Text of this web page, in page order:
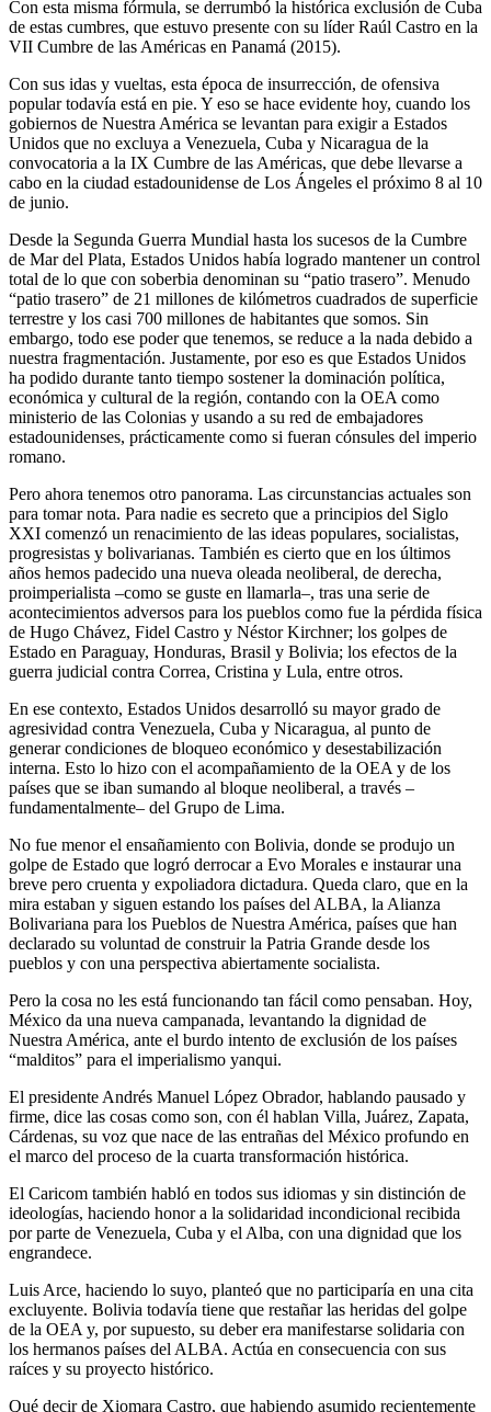
Con esta misma fórmula, se derrumbó la histórica exclusión de Cuba
de estas cumbres, que estuvo presente con su líder Raúl Castro en la
VII Cumbre de las Américas en Panamá (2015).
Con sus idas y vueltas, esta época de insurrección, de ofensiva
popular todavía está en pie. Y eso se hace evidente hoy, cuando los
gobiernos de Nuestra América se levantan para exigir a Estados
Unidos que no excluya a Venezuela, Cuba y Nicaragua de la
convocatoria a la IX Cumbre de las Américas, que debe llevarse a
cabo en la ciudad estadounidense de Los Ángeles el próximo 8 al 10
de junio.
Desde la Segunda Guerra Mundial hasta los sucesos de la Cumbre
de Mar del Plata, Estados Unidos había logrado mantener un control
total de lo que con soberbia denominan su “patio trasero”. Menudo
“patio trasero” de 21 millones de kilómetros cuadrados de superficie
terrestre y los casi 700 millones de habitantes que somos. Sin
embargo, todo ese poder que tenemos, se reduce a la nada debido a
nuestra fragmentación. Justamente, por eso es que Estados Unidos
ha podido durante tanto tiempo sostener la dominación política,
económica y cultural de la región, contando con la OEA como
ministerio de las Colonias y usando a su red de embajadores
estadounidenses, prácticamente como si fueran cónsules del imperio
romano.
Pero ahora tenemos otro panorama. Las circunstancias actuales son
para tomar nota. Para nadie es secreto que a principios del Siglo
XXI comenzó un renacimiento de las ideas populares, socialistas,
progresistas y bolivarianas. También es cierto que en los últimos
años hemos padecido una nueva oleada neoliberal, de derecha,
proimperialista –como se guste en llamarla–, tras una serie de
acontecimientos adversos para los pueblos como fue la pérdida física
de Hugo Chávez, Fidel Castro y Néstor Kirchner; los golpes de
Estado en Paraguay, Honduras, Brasil y Bolivia; los efectos de la
guerra judicial contra Correa, Cristina y Lula, entre otros.
En ese contexto, Estados Unidos desarrolló su mayor grado de
agresividad contra Venezuela, Cuba y Nicaragua, al punto de
generar condiciones de bloqueo económico y desestabilización
interna. Esto lo hizo con el acompañamiento de la OEA y de los
países que se iban sumando al bloque neoliberal, a través –
fundamentalmente– del Grupo de Lima.
No fue menor el ensañamiento con Bolivia, donde se produjo un
golpe de Estado que logró derrocar a Evo Morales e instaurar una
breve pero cruenta y expoliadora dictadura. Queda claro, que en la
mira estaban y siguen estando los países del ALBA, la Alianza
Bolivariana para los Pueblos de Nuestra América, países que han
declarado su voluntad de construir la Patria Grande desde los
pueblos y con una perspectiva abiertamente socialista.
Pero la cosa no les está funcionando tan fácil como pensaban. Hoy,
México da una nueva campanada, levantando la dignidad de
Nuestra América, ante el burdo intento de exclusión de los países
“malditos” para el imperialismo yanqui.
El presidente Andrés Manuel López Obrador, hablando pausado y
firme, dice las cosas como son, con él hablan Villa, Juárez, Zapata,
Cárdenas, su voz que nace de las entrañas del México profundo en
el marco del proceso de la cuarta transformación histórica.
El Caricom también habló en todos sus idiomas y sin distinción de
ideologías, haciendo honor a la solidaridad incondicional recibida
por parte de Venezuela, Cuba y el Alba, con una dignidad que los
engrandece.
Luis Arce, haciendo lo suyo, planteó que no participaría en una cita
excluyente. Bolivia todavía tiene que restañar las heridas del golpe
de la OEA y, por supuesto, su deber era manifestarse solidaria con
los hermanos países del ALBA. Actúa en consecuencia con sus
raíces y su proyecto histórico.
Qué decir de Xiomara Castro, que habiendo asumido recientemente